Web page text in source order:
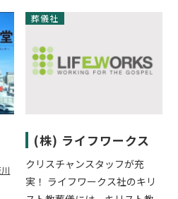
葬儀社
(株) ライフワークス
クリスチャンスタッフが充
実！ ライフワークス社のキリ